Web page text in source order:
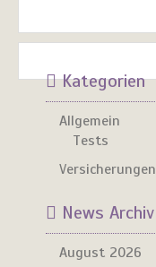
Kategorien
Allgemein
Tests
Versicherungen
News Archiv
August 2026